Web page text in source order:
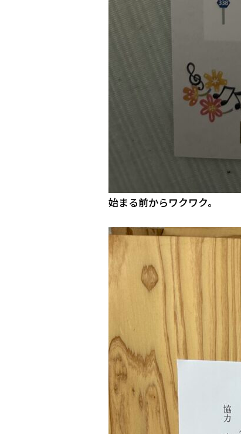
始まる前からワクワク。